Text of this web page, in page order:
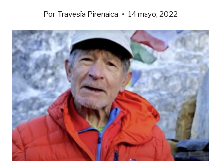
Por Travesía Pirenaica 14 mayo, 2022